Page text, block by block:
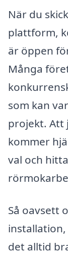
När du
plattform,
är öppen
Många
som kan
projekt. Att
kommer
val och
Så oavsett
det alltid